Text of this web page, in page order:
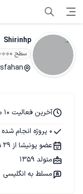
Shirinhp
سطح ۰
آخرین فعالیت 10 مهر 1404
0 پروژه انجام شده
عضو پونیشا از 29 شهریور 1404
متولد 1359
مسلط به انگلیسی